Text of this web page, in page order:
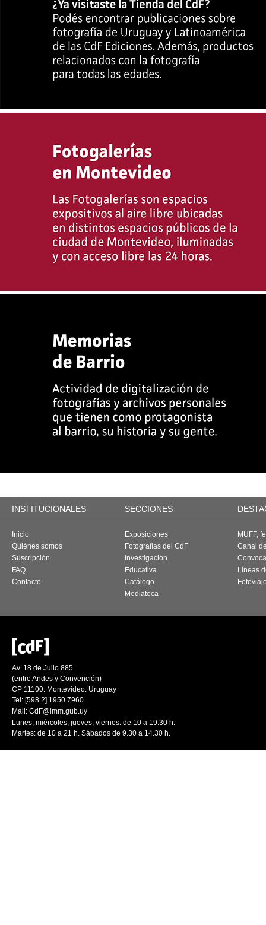
INSTITUCIONALES SECCIONES
Inicio
Quiénes somos
Suscripción
FAQ
Contacto
Exposiciones
Fotografías del CdF
Investigación
Educativa
Catálogo
Mediateca
MUFF,
Canal
Líneas
Av. 18 de Julio 885
(entre Andes y Convención)
CP 11100. Montevideo. Uruguay
Tel: [598 2] 1950 7960
Mail: CdF@imm.gub.uy
Lunes, miércoles, jueves, viernes: de 10 a 19.30 h.
Martes: de 10 a 21 h. Sábados de 9.30 a 14.30 h.